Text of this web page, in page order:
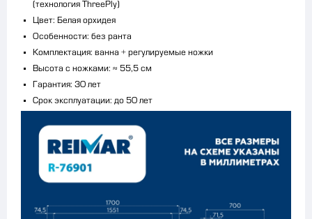
(технология ThreePly)
Цвет: Белая орхидея
Особенности: без ранта
Комплектация: ванна + регулируемые ножки
Высота с ножками: ≈ 55,5 см
Гарантия: 30 лет
Срок эксплуатации: до 50 лет